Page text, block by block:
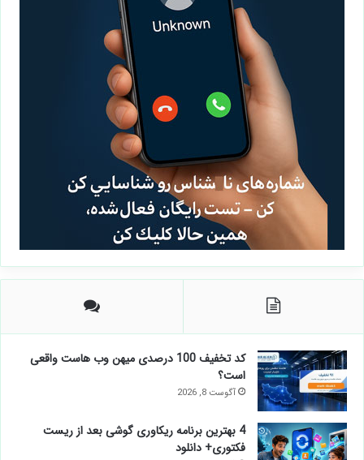
کد تخفیف 100 درصدی میهن وب هاست واقعی
است؟
آگوست 8, 2026
4 بهترین برنامه ریکاوری گوشی بعد از ریست
فکتوری+ دانلود